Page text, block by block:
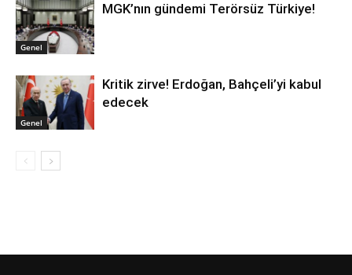
Genel
MGK’nın gündemi Terörsüz Türkiye!
Genel
Kritik zirve! Erdoğan, Bahçeli’yi kabul
edecek